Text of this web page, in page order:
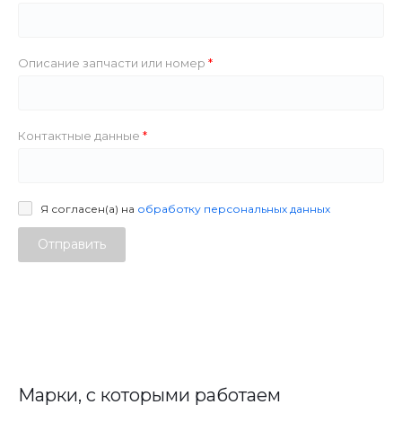
Описание запчасти или номер
Контактные данные
Я согласен(а) на обработку персональных данных
Отправить
Марки, с которыми работаем